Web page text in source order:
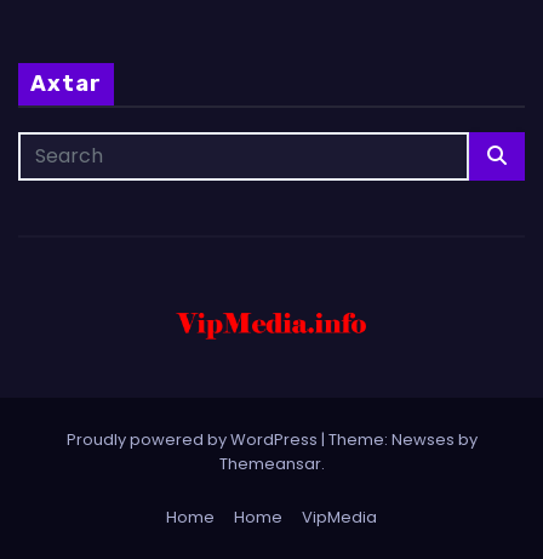
Axtar
Proudly powered by WordPress | Theme: Newses by
Themeansar.
Home Home VipMedia